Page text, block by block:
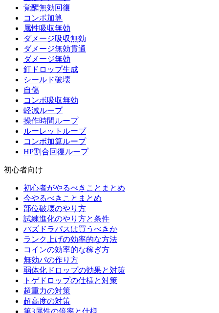
覚醒無効回復
コンボ加算
属性吸収無効
ダメージ吸収無効
ダメージ無効貫通
ダメージ無効
釘ドロップ生成
シールド破壊
自傷
コンボ吸収無効
軽減ループ
操作時間ループ
ルーレットループ
コンボ加算ループ
HP割合回復ループ
初心者向け
初心者がやるべきことまとめ
今やるべきことまとめ
部位破壊のやり方
試練進化のやり方と条件
パズドラパスは買うべきか
ランク上げの効率的な方法
コインの効率的な稼ぎ方
無効パの作り方
弱体化ドロップの効果と対策
トゲドロップの仕様と対策
超重力の対策
超高度の対策
第3属性の倍率と仕様